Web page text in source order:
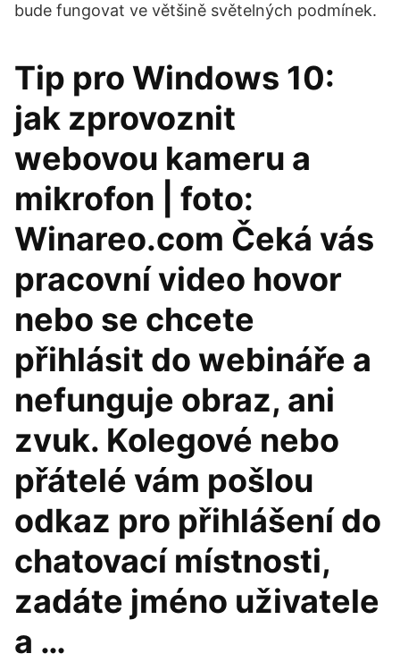
bude fungovat ve většině světelných podmínek.
Tip pro Windows 10:
jak zprovoznit
webovou kameru a
mikrofon | foto:
Winareo.com Čeká vás
pracovní video hovor
nebo se chcete
přihlásit do webináře a
nefunguje obraz, ani
zvuk. Kolegové nebo
přátelé vám pošlou
odkaz pro přihlášení do
chatovací místnosti,
zadáte jméno uživatele
a …